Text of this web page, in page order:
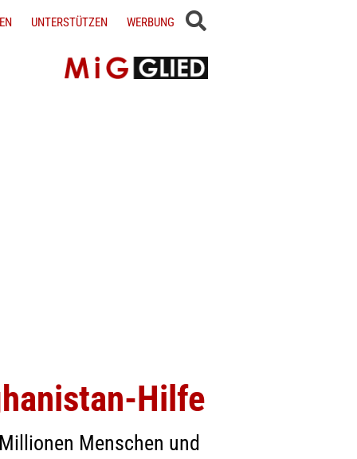
UNTERSTÜTZEN WERBUNG
Hilfe
Menschen und